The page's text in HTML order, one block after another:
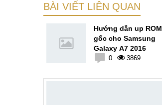
BÀI VIẾT LIÊN QUAN
Hướng dẫn up ROM
gốc cho Samsung
Galaxy A7 2016
0 3869